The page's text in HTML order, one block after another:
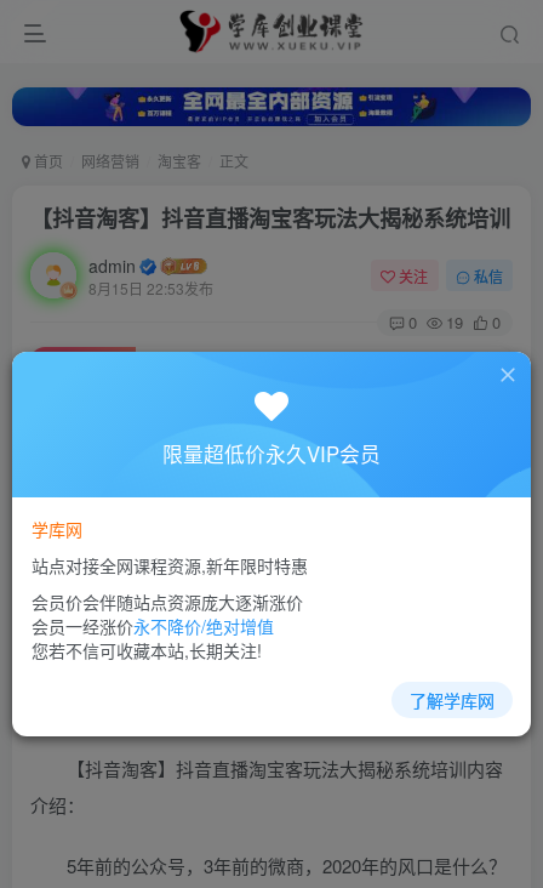
首页 网络营销 淘宝客 正文
【抖音淘客】抖音直播淘宝客玩法大揭秘系统培训
admin
8月15日 22:53发布
关注 私信
0 19 0
【抖音淘客】抖音直播淘宝客玩法大揭秘系统培训
此内容为付费资源，请付费后查看
10
立即购买
您当前未登录！建议登陆后购买，可保存购买订单
付费资源
【抖音淘客】抖音直播淘宝客玩法大揭秘系统培训内容
介绍：
5年前的公众号，3年前的微商，2020年的风口是什么？
限量超低价永久VIP会员
学库网
站点对接全网课程资源,新年限时特惠
会员价会伴随站点资源庞大逐渐涨价
会员一经涨价永不降价/绝对增值
您若不信可收藏本站,长期关注!
了解学库网